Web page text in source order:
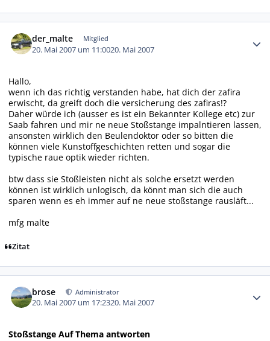
der_malte Mitglied
20. Mai 2007 um 11:0020. Mai 2007
Hallo,
wenn ich das richtig verstanden habe, hat dich der zafira
erwischt, da greift doch die versicherung des zafiras!?
Daher würde ich (ausser es ist ein Bekannter Kollege etc) zur
Saab fahren und mir ne neue Stoßstange impalntieren lassen,
ansonsten wirklich den Beulendoktor oder so bitten die
können viele Kunstoffgeschichten retten und sogar die
typische raue optik wieder richten.
btw dass sie Stoßleisten nicht als solche ersetzt werden
können ist wirklich unlogisch, da könnt man sich die auch
sparen wenn es eh immer auf ne neue stoßstange rausläft...
mfg malte
Zitat
brose Administrator
20. Mai 2007 um 17:2320. Mai 2007
Stoßstange Auf Thema antworten